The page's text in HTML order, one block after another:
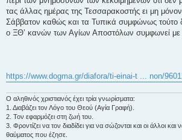
τας άλλας ημέρας της Τεσσαρακοστής ει μη
Σάββατον καθώς και τα Τυπικά συμφώνως τούτο
ο ΞΘ’ κανών των Αγίων Αποστόλων συμφωνεί
https://www.dogma.gr/diafora/ti-einai-t ... non/
Ο αληθινός χριστιανός έχει τρία γνωρίσματα:
1. Διαβάζει τον Λόγο του Θεού (Αγία Γραφή).
2. Τον εφαρμόζει στη ζωή του.
3. Φροντίζει να τον διαδίδει για να σώζονται και οι άλλοι και
θαύματος που έζησε.